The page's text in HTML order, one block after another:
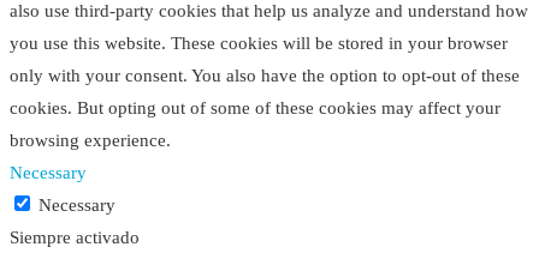
also use third-party cookies that help us analyze and understand how
you use this website. These cookies will be stored in your browser
only with your consent. You also have the option to opt-out of these
cookies. But opting out of some of these cookies may affect your
browsing experience.
Necessary
Necessary
Siempre activado